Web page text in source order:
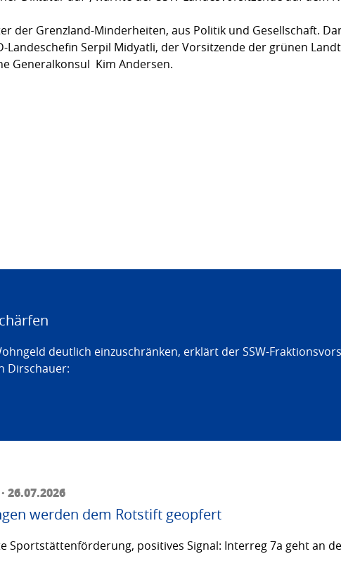
der Grenzland-Minderheiten, aus Politik und Gesellschaft.
Landeschefin Serpil Midyatli, der Vorsitzende der grünen
Generalkonsul Kim Andersen.
deutlich einzuschränken, erklärt der SSW-
Dirschauer:
· 26.07.2026
werden dem Rotstift geopfert
Sportstättenförderung, positives Signal: Interreg 7a geht an